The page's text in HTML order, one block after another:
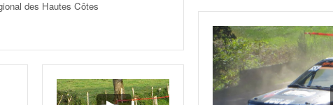
des Hautes Côtes